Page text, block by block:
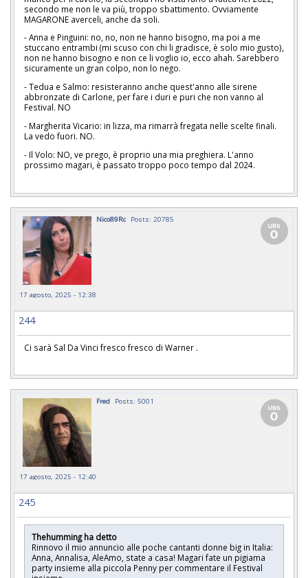
secondo me non le va più, troppo sbattimento. Ovviamente
MAGARONE averceli, anche da soli.
- Anna e Pinguini: no, no, non ne hanno bisogno, ma poi a me
stuccano entrambi (mi scuso con chi li gradisce, è solo mio gusto),
non ne hanno bisogno e non ce li voglio io, ecco ahah. Sarebbero
sicuramente un gran colpo, non lo nego.
- Tedua e Salmo: resisteranno anche quest'anno alle sirene
abbronzate di Carlone, per fare i duri e puri che non vanno al
Festival. NO
- Margherita Vicario: in lizza, ma rimarrà fregata nelle scelte finali.
La vedo fuori. NO.
- Il Volo: NO, ve prego, è proprio una mia preghiera. L'anno
prossimo magari, è passato troppo poco tempo dal 2024.
Nico89Rc Posts: 20785
17 agosto, 2025 - 12:38
244
Ci sarà Sal Da Vinci fresco fresco di Warner .
Fred Posts: 5001
17 agosto, 2025 - 12:40
245
Thehumming ha detto
Rinnovo il mio annuncio alle poche cantanti donne big in Italia:
Anna, Annalisa, AleAmo, state a casa! Magari fate un pigiama
party insieme alla piccola Penny per commentare il Festival